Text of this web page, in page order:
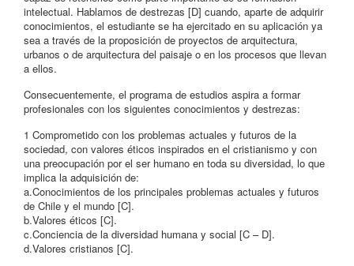
intelectual. Hablamos de destrezas [D] cuando, aparte de adquirir
conocimientos, el estudiante se ha ejercitado en su aplicación ya
sea a través de la proposición de proyectos de arquitectura,
urbanos o de arquitectura del paisaje o en los procesos que llevan
a ellos.
Consecuentemente, el programa de estudios aspira a formar
profesionales con los siguientes conocimientos y destrezas:
1 Comprometido con los problemas actuales y futuros de la
sociedad, con valores éticos inspirados en el cristianismo y con
una preocupación por el ser humano en toda su diversidad, lo que
implica la adquisición de:
a.Conocimientos de los principales problemas actuales y futuros
de Chile y el mundo [C].
b.Valores éticos [C].
c.Conciencia de la diversidad humana y social [C – D].
d.Valores cristianos [C].